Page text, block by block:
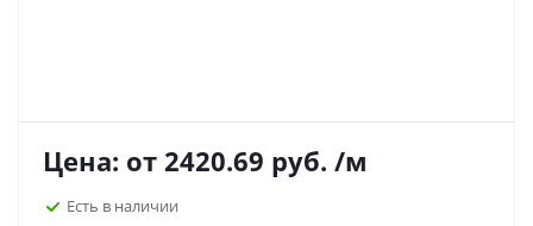
Цена: от 2420.69 руб. /м
Есть в наличии